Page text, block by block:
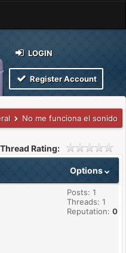
LOGIN
Register Account
No me funciona el sonido
Thread Rating:
Options
Posts: 1
Threads: 1
Reputation: 0